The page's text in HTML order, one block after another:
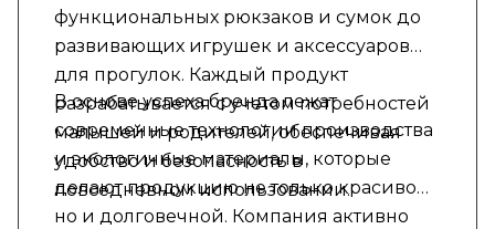
функциональных рюкзаков и сумок до
развивающих игрушек и аксессуаров
для прогулок. Каждый продукт
разрабатывается с учетом потребностей
малышей и родителей, обеспечивая
удобство и безопасность в
повседневном использовании.
В основе успеха бренда лежат
современные технологии производства
и экологичные материалы, которые
делают продукцию не только красивой,
но и долговечной. Компания активно